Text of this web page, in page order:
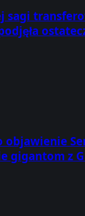
sagi
gigantom z